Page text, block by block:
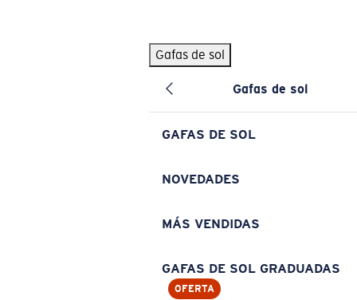
Gafas de sol
Gafas de sol
GAFAS DE SOL
NOVEDADES
MÁS VENDIDAS
GAFAS DE SOL GRADUADAS
OFERTA
BÚSQUEDAS POPULARES
Pilothouse PRO Limited Edition Pack Exclusivo
Gafas de sol personalizadas
Los más vendidos de gafas de sol